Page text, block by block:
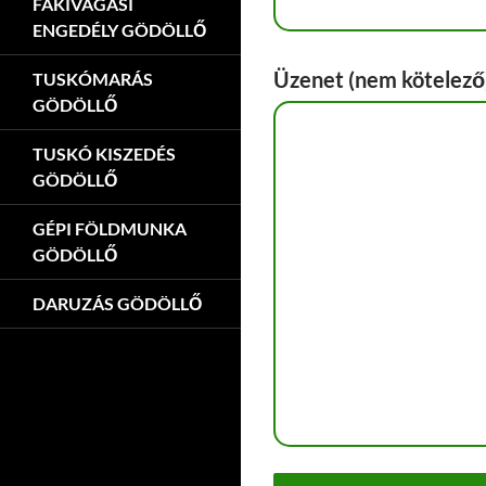
Üzenet (nem
ENGEDÉLY GÖDÖLLŐ
TUSKÓMARÁS
GÖDÖLLŐ
TUSKÓ KISZEDÉS
GÖDÖLLŐ
GÉPI FÖLDMUNKA
GÖDÖLLŐ
DARUZÁS GÖDÖLLŐ